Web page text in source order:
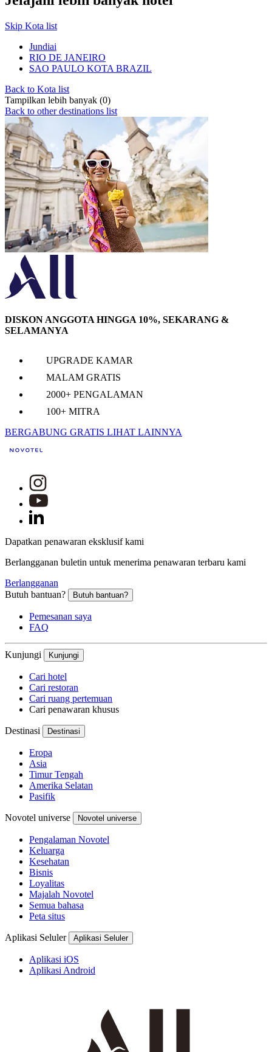
Skip Kota list
Jundiai
RIO DE JANEIRO
SAO PAULO KOTA BRAZIL
Back to Kota list
Tampilkan lebih banyak (0)
Back to other destinations list
DISKON ANGGOTA HINGGA 10%, SEKARANG &
SELAMANYA
UPGRADE KAMAR
MALAM GRATIS
2000+ PENGALAMAN
100+ MITRA
BERGABUNG GRATIS LIHAT LAINNYA
Dapatkan penawaran eksklusif kami
Berlangganan buletin untuk menerima penawaran terbaru kami
Berlangganan
Butuh bantuan?
Butuh bantuan?
Pemesanan saya
FAQ
Kunjungi Kunjungi
Cari hotel
Cari restoran
Cari ruang pertemuan
Cari penawaran khusus
Destinasi Destinasi
Eropa
Asia
Timur Tengah
Amerika Selatan
Pasifik
Novotel universe Novotel universe
Pengalaman Novotel
Keluarga
Kesehatan
Bisnis
Loyalitas
Majalah Novotel
Semua bahasa
Peta situs
Aplikasi Seluler Aplikasi Seluler
Aplikasi iOS
Aplikasi Android